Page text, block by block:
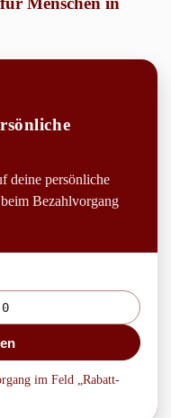
deine persönliche
Bezahlvorgang
im Feld „Rabatt-